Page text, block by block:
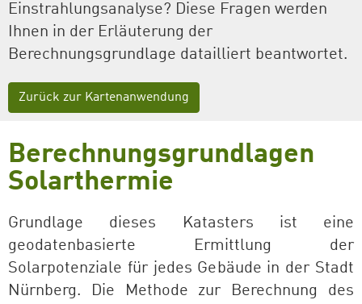
Einstrahlungsanalyse? Diese Fragen werden
Ihnen in der Erläuterung der
Berechnungsgrundlage datailliert beantwortet.
Zurück zur Kartenanwendung
Berechnungsgrundlagen
Solarthermie
Grundlage dieses Katasters ist eine
geodatenbasierte Ermittlung der
Solarpotenziale für jedes Gebäude in der Stadt
Nürnberg. Die Methode zur Berechnung des